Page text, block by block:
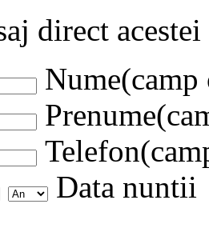
direct
Data nuntii